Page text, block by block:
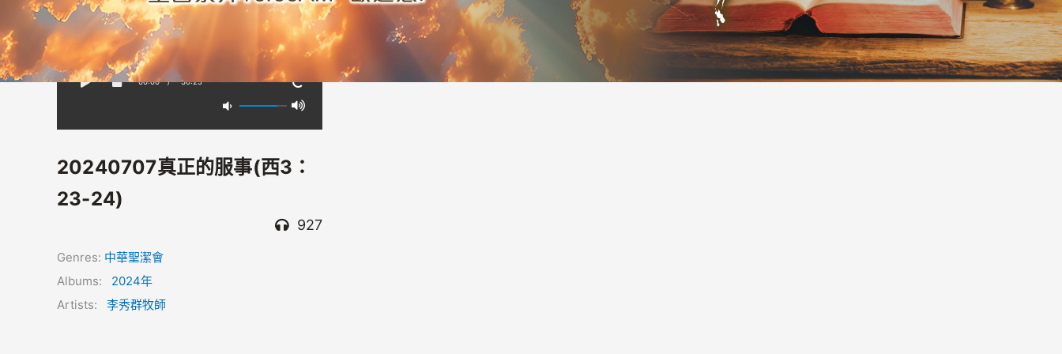
00:00 / -30:25
20240707真正的服事(西3：
23-24)
927
Genres: 中華聖潔會
Albums: 2024年
Artists: 李秀群牧師